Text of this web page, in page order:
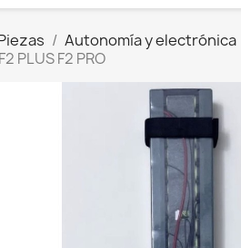
Autonomía y electrónica
PLUS F2 PRO